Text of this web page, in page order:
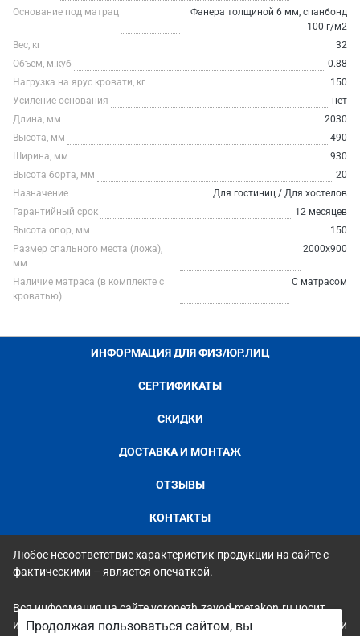
Основание под матрац
Фанера толщиной 6 мм, спанбонд
100 г/м2
Вес, кг
32
Объем, м.куб
0.88
Нагрузка на ярус кровати, кг
150
Усиление основания
нет
Длина, мм
2030
Высота, мм
490
Ширина, мм
930
Высота борта, мм
20
Назначение
Для гостиниц / Для хостелов
Гарантийный срок
12 месяцев
Высота опор, мм
150
Размер спального места (ложа),
мм
2000х900
Наличие матраса (в комплекте с
кроватью)
С матрасом
ИНФОРМАЦИЯ ДЛЯ ФИЗ/ЮР.ЛИЦ
СЕРТИФИКАТЫ
СКИДКИ
ДОСТАВКА И МОНТАЖ
ОТЗЫВЫ
КОНТАКТЫ
Любое несоответствие характеристик продукции на сайте с
фактическими – является опечаткой.
Вся информация на сайте voronezh.zavod-metakon.ru носит
исключительно ознакомительный и справочный характер и ни
Продолжая пользоваться сайтом, вы